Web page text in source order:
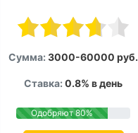
Сумма: 3000-60000 руб.
Ставка: 0.8% в день
Одобряют 80%